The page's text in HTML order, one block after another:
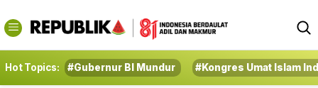
Hot Topics: #Gubernur BI Mundur #Kongres Umat Islam